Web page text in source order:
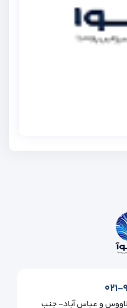
و عباس آباد- جنب